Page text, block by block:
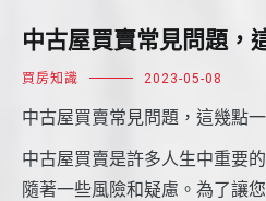
中古屋買賣常見問題，
買房知識 2023-05-08
中古屋買賣常見問題，這幾點一
中古屋買賣是許多人生中重要
隨著一些風險和疑慮。為了讓